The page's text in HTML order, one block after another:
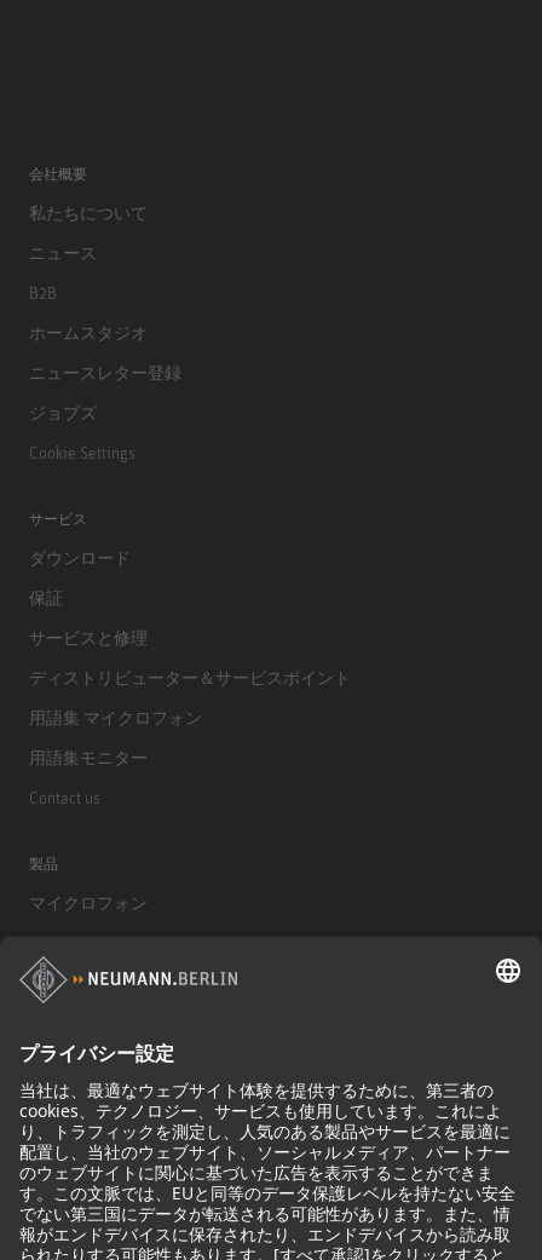
会社概要
私たちについて
ニュース
B2B
ホームスタジオ
ニュースレター登録
ジョブズ
Cookie Settings
サービス
ダウンロード
保証
サービスと修理
ディストリビューター＆サービスポイント
用語集 マイクロフォン
用語集モニター
Contact us
製品
マイクロフォン
モニター
ヘッドフォン
歴史的なマイクロフォン
Audio Interface